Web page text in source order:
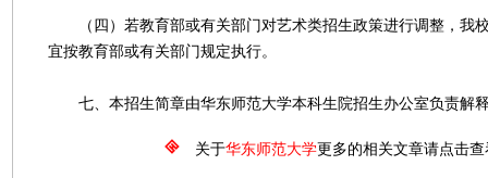
（四）若教育部或有关部门对艺术类招生政策进行调整，我
宜按教育部或有关部门规定执行。
七、本招生简章由华东师范大学本科生院招生办公室负责解
关于华东师范大学更多的相关文章请点击查